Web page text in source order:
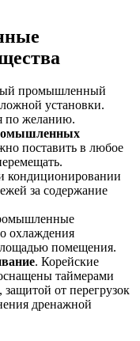
промышленный
установки.
по желанию.
поставить в любое
кондиционировании
за содержание
охлаждения
помещения.
. Корейские
таймерами
от перегрузок
дренажной